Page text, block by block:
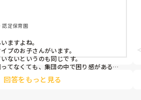
っていますが、こうすればうちの子は
。と、言われてしまっているそうで
すか？
認定保育園
ますよね。
プのお子さんがいます。
ないというのも同じです。
てなくても、集団の中で困り感があるの
んに伝えています。
学校…と、家よりも大きな社会で生活して
回答をもっと見る